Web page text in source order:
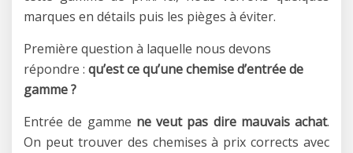
marques en détails puis les pièges à éviter.
Première question à laquelle nous devons
répondre : qu’est ce qu’une chemise d’entrée de
gamme ?
Entrée de gamme ne veut pas dire mauvais achat.
On peut trouver des chemises à prix corrects avec